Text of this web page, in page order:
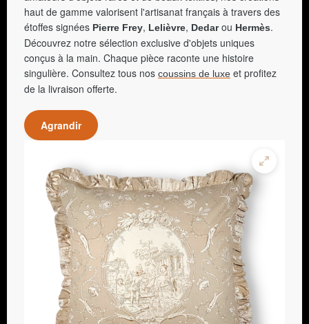
haut de gamme valorisent l'artisanat français à travers des
étoffes signées Pierre Frey, Lelièvre, Dedarou Hermès.
Découvrez notre sélection exclusive d'objets uniques
conçus à la main. Chaque pièce raconte une histoire
singulière. Consultez tous nos coussins de luxe et profitez
de la livraison offerte.
Agrandir